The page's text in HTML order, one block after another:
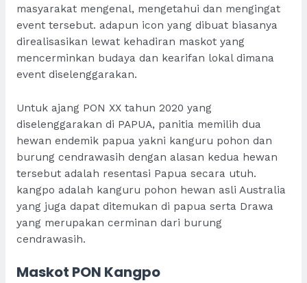
masyarakat mengenal, mengetahui dan mengingat
event tersebut. adapun icon yang dibuat biasanya
direalisasikan lewat kehadiran maskot yang
mencerminkan budaya dan kearifan lokal dimana
event diselenggarakan.
Untuk ajang PON XX tahun 2020 yang
diselenggarakan di PAPUA, panitia memilih dua
hewan endemik papua yakni kanguru pohon dan
burung cendrawasih dengan alasan kedua hewan
tersebut adalah resentasi Papua secara utuh.
kangpo adalah kanguru pohon hewan asli Australia
yang juga dapat ditemukan di papua serta Drawa
yang merupakan cerminan dari burung
cendrawasih.
Maskot PON Kangpo